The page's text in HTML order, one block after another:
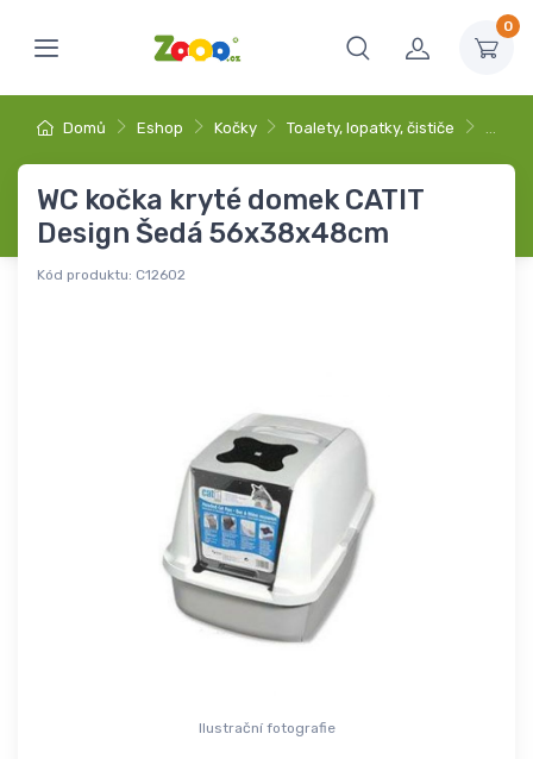
0
Domů Eshop Kočky Toalety, lopatky, čističe …
WC kočka kryté domek CATIT
Design Šedá 56x38x48cm
Kód produktu: C12602
Ilustrační fotografie